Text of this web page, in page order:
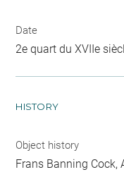
Date
2e quart du XVIIe
HISTORY
Object history
Frans Banning Cock,